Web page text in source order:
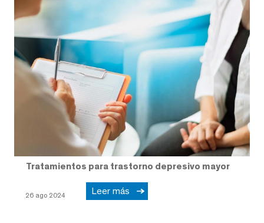
Tratamientos para trastorno depresivo mayor
26 ago 2024 Leer más